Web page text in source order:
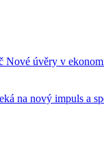
Nové úvěry v
na nový impuls a